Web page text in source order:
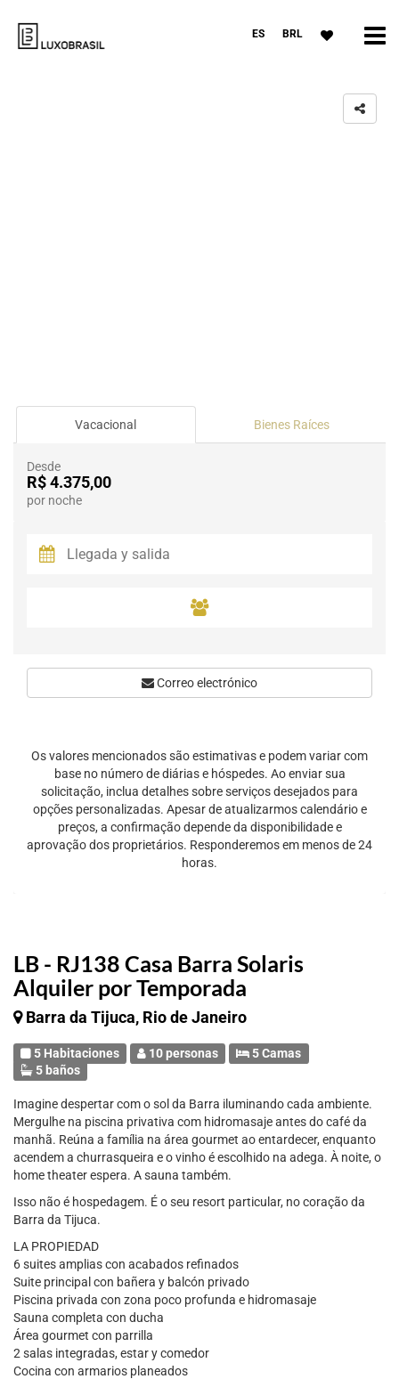
ES BRL
LB - RJ138 Casa Barra Solaris
Alquiler por Temporada
Barra da Tijuca, Rio de Janeiro
5 Habitaciones 10 personas
5 Camas
5 baños
Imagine despertar com o sol da Barra iluminando cada ambiente.
Mergulhe na piscina privativa com hidromasaje antes do café da
manhã. Reúna a família na área gourmet ao entardecer, enquanto
acendem a churrasqueira e o vinho é escolhido na adega. À noite, o
home theater espera. A sauna também.
Isso não é hospedagem. É o seu resort particular, no coração da
Barra da Tijuca.
LA PROPIEDAD
6 suites amplias con acabados refinados
Suite principal con bañera y balcón privado
Piscina privada con zona poco profunda e hidromasaje
Sauna completa con ducha
Área gourmet con parrilla
2 salas integradas, estar y comedor
Cocina con armarios planeados
Vacacional Bienes Raíces
Desde
R$ 4.375,00
por noche
Correo electrónico
Os valores mencionados são estimativas e podem variar com
base no número de diárias e hóspedes. Ao enviar sua
solicitação, inclua detalhes sobre serviços desejados para
opções personalizadas. Apesar de atualizarmos calendário e
preços, a confirmação depende da disponibilidade e
aprovação dos proprietários. Responderemos em menos de 24
horas.